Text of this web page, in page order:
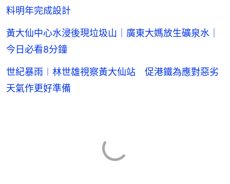
料明年完成設計
黃大仙中心水浸後現垃圾山｜廣東大媽放生礦泉水｜
今日必看8分鐘
世紀暴雨︱林世雄視察黃大仙站 促港鐵為應對惡劣
天氣作更好準備